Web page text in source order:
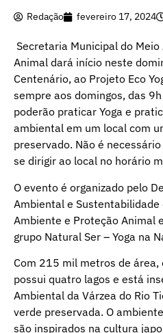
Redação fevereiro 17, 2024
Secretaria Municipal do
Animal dará início neste
Centenário, ao Projeto Eco
sempre aos domingos, das
poderão praticar Yoga e
ambiental em um local com
preservado. Não é
se dirigir ao local no horário
O evento é organizado pelo
Ambiental e
Ambiente e Proteção Animal
grupo Natural Ser – Yoga na
Com 215 mil metros de área,
possui quatro lagos e está
Ambiental da Várzea do Rio
verde preservada. O
são inspirados na cultura